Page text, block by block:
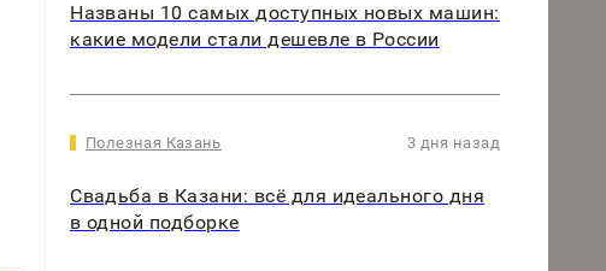
Названы 10 самых доступных новых машин:
какие модели стали дешевле в России
Полезная Казань 3 дня назад
Свадьба в Казани: всё для идеального дня
в одной подборке